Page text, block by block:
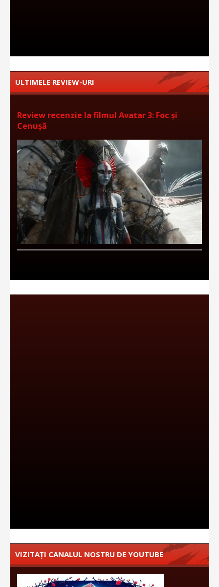
ULTIMELE REVIEW-URI
Review recenzie la filmul Avatar 3: Foc și
Cenușă
VIZITAȚI CANALUL NOSTRU DE YOUTUBE